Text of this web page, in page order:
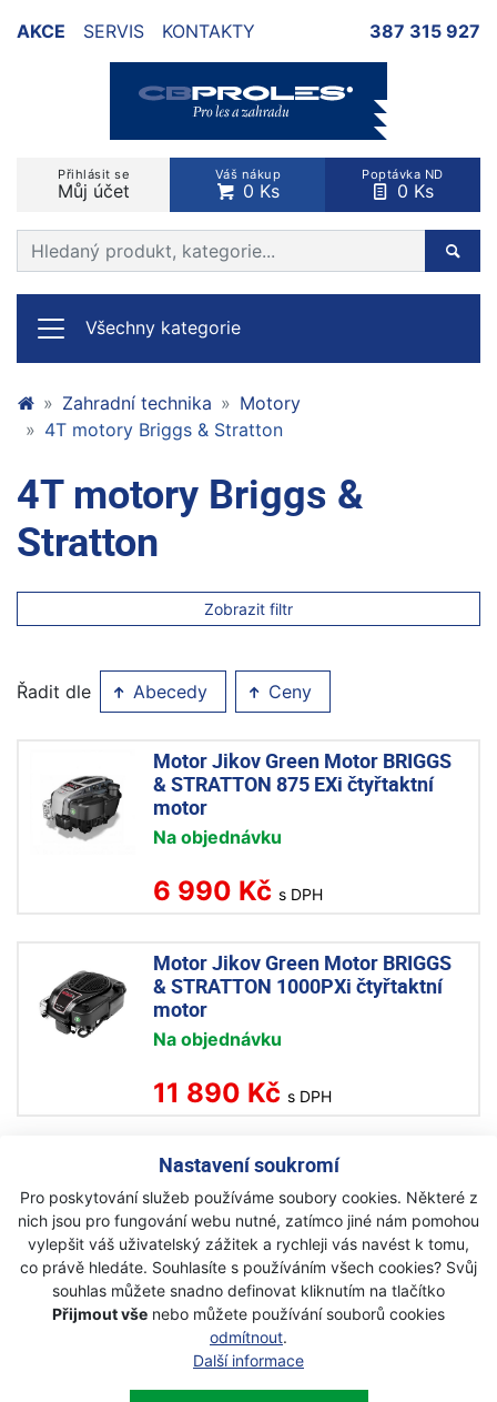
Nastavení soukromí
Pro poskytování služeb používáme soubory cookies. Některé z
nich jsou pro fungování webu nutné, zatímco jiné nám pomohou
vylepšit váš uživatelský zážitek a rychleji vás navést k tomu,
co právě hledáte. Souhlasíte s používáním všech cookies? Svůj
souhlas můžete snadno definovat kliknutím na tlačítko
Přijmout vše nebo můžete používání souborů cookies
odmítnout.
Další informace
AKCE SERVIS KONTAKTY 387 315 927
Přihlásit se
Můj účet
Váš nákup
0 Ks
Poptávka ND
0 Ks
Prohledat web
Všechny kategorie
Zahradní technika
Motory
4T motory Briggs & Stratton
4T motory Briggs &
Stratton
Zobrazit filtr
Řadit dle Abecedy Ceny
Motor Jikov Green Motor BRIGGS
& STRATTON 875 EXi čtyřtaktní
motor
Na objednávku
6 990 Kč s DPH
Motor Jikov Green Motor BRIGGS
& STRATTON 1000PXi čtyřtaktní
motor
Na objednávku
11 890 Kč s DPH
Newsletter
Přihlaste se k odběru novinek
Přihlásit
Zaškrtnutím souhlasím se zpracováním osobních